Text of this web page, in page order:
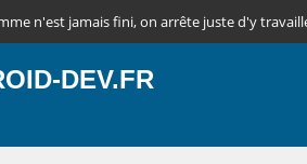
n'est jamais fini, on arrête juste d'y
DEV.FR